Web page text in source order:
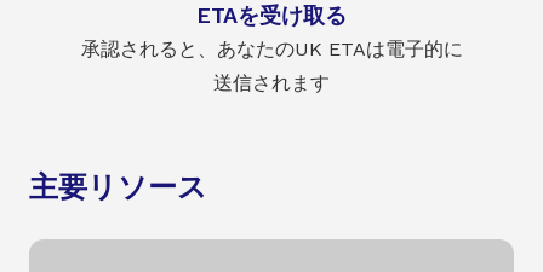
ETAを受け取る
承認されると、あなたのUK ETAは電子的に
送信されます
主要リソース